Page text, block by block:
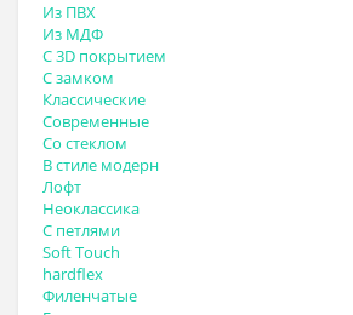
Из ПВХ
Из МДФ
С 3D покрытием
С замком
Классические
Современные
Со стеклом
В стиле модерн
Лофт
Неоклассика
С петлями
Soft Touch
hardflex
Филенчатые